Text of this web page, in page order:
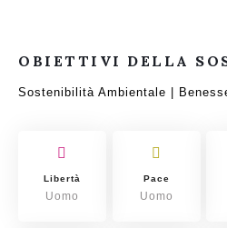
OBIETTIVI DELLA
Sostenibilità Ambientale |
Libertà
Uomo
Pace
Uomo